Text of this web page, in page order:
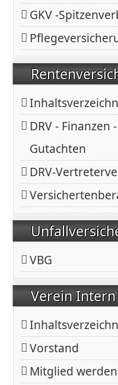
GKV -
DRV - Finanzen
Gutachten
DRV-
VBG
Verein Intern
Vorstand
Mitglied werden